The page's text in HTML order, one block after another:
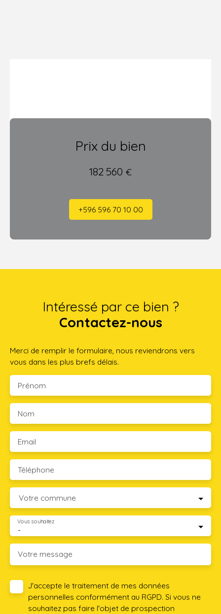
Prix du bien
182 560 €
+596 596 70 10 00
Intéressé par ce bien ?
Contactez-nous
Merci de remplir le formulaire, nous reviendrons vers
vous dans les plus brefs délais.
Prénom
Nom
Email
Téléphone
Votre commune
-
Vous souhaitez
Votre message
J'accepte le traitement de mes données
personnelles conformément au RGPD. Si vous ne
souhaitez pas faire l'objet de prospection